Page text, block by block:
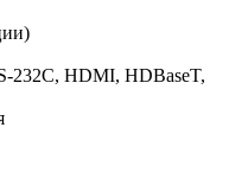
232C, HDMI, HDBaseT,